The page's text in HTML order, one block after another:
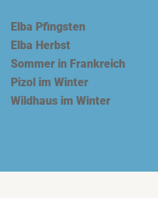
Elba Pfingsten
Elba Herbst
Sommer in Frankreich
Pizol im Winter
Wildhaus im Winter